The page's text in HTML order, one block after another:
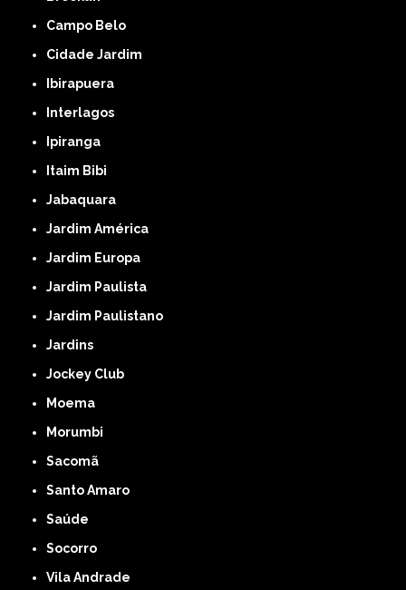
Campo Belo
Cidade Jardim
Ibirapuera
Interlagos
Ipiranga
Itaim Bibi
Jabaquara
Jardim América
Jardim Europa
Jardim Paulista
Jardim Paulistano
Jardins
Jockey Club
Moema
Morumbi
Sacomã
Santo Amaro
Saúde
Socorro
Vila Andrade